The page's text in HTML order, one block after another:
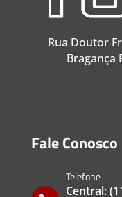
Rua Doutor
Bragança
Fale Conosco
Telefone
Central: